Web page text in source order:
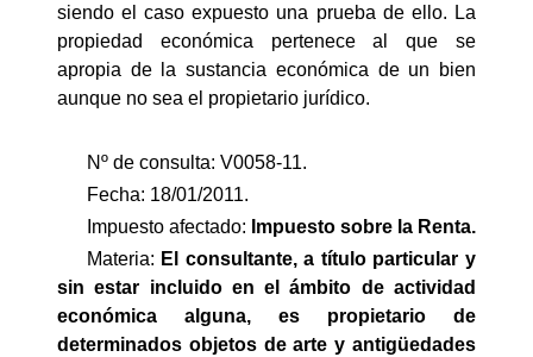
siendo el caso expuesto una prueba de ello. La
propiedad económica pertenece al que se
apropia de la sustancia económica de un bien
aunque no sea el propietario jurídico.
Nº de consulta: V0058-11.
Fecha: 18/01/2011.
Impuesto afectado: Impuesto sobre la Renta.
Materia: El consultante, a título particular y
sin estar incluido en el ámbito de actividad
económica alguna, es propietario de
determinados objetos de arte y antigüedades